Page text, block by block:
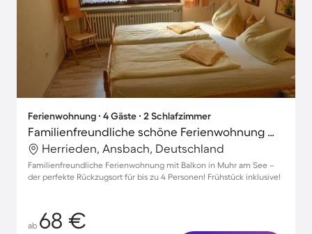
Ferienwohnung ∙ 4 Gäste ∙ 2 Schlafzimmer
Familienfreundliche schöne Ferienwohnung mit Grill und Terrasse | Gartenblick | Hunde erlaubt
Herrieden, Ansbach, Deutschland
Familienfreundliche Ferienwohnung mit Balkon in Muhr am See –
der perfekte Rückzugsort für bis zu 4 Personen! Frühstück inklusive!
ab 68 €